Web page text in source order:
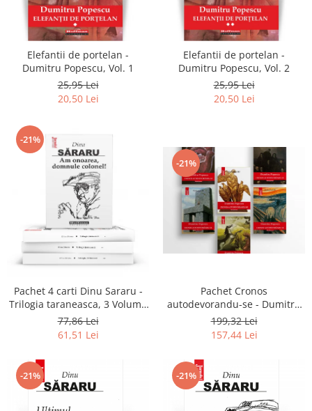
Literatura
Clasica
Contemporana
Moderna
Universala
Non-fictiune
Publicistica / Reportaje / Interviuri
Stiinte umaniste
Sociologie si filozofie
Elefantii de portelan -
Dumitru Popescu, Vol. 1
25,95 Lei
20,50 Lei
Elefantii de portelan -
Dumitru Popescu, Vol. 2
25,95 Lei
20,50 Lei
-21%
Pachet 4 carti Dinu Sararu -
Trilogia taraneasca, 3 Volume
+ Am onoarea, domnule
colonel!
77,86 Lei
61,51 Lei
-21%
Pachet Cronos
autodevorandu-se - Dumitru
Popescu (6 volume)
199,32 Lei
157,44 Lei
-21% -21%